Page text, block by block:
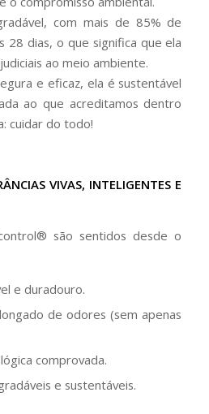
com mais de 85% de
28 dias, o que significa que ela
ao meio ambiente.
e eficaz, ela é sustentável
ao que acreditamos dentro
cuidar do todo!
VIVAS, INTELIGENTES E
são sentidos desde o
e duradouro.
de odores (sem apenas
comprovada.
e sustentáveis.